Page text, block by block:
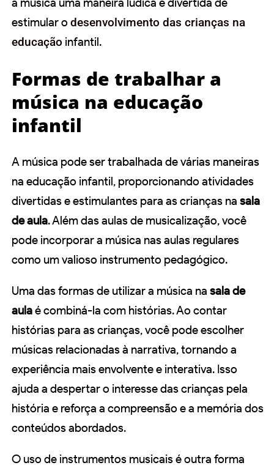
a música uma maneira lúdica e divertida de
estimular o desenvolvimento das crianças na
educação infantil.
Formas de trabalhar a
música na educação
infantil
A música pode ser trabalhada de várias maneiras
na educação infantil, proporcionando atividades
divertidas e estimulantes para as crianças na sala
de aula. Além das aulas de musicalização, você
pode incorporar a música nas aulas regulares
como um valioso instrumento pedagógico.
Uma das formas de utilizar a música na sala de
aulaé combiná-la com histórias. Ao contar
histórias para as crianças, você pode escolher
músicas relacionadas à narrativa, tornando a
experiência mais envolvente e interativa. Isso
ajuda a despertar o interesse das crianças pela
história e reforça a compreensão e a memória dos
conteúdos abordados.
O uso de instrumentos musicais é outra forma